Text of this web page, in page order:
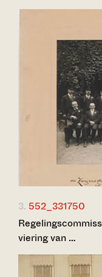
3. 552_331750
viering van …